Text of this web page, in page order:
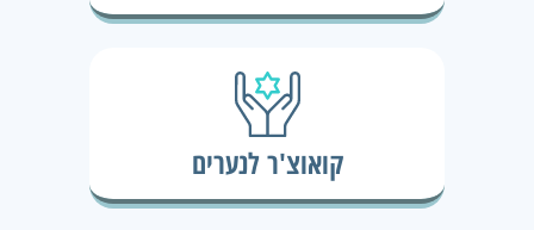
קואוצ'ר לנערים